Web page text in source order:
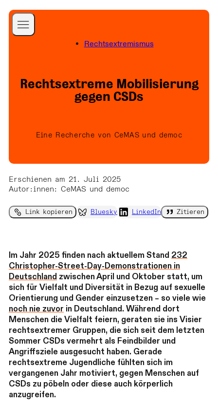
Blog
Projekte
Team
Newsletter
Kontakt
Spenden
Rechtsextremismus
Rechtsextreme Mobilisierung
gegen CSDs
Eine Recherche von CeMAS und democ
Erschienen am 21. Juli 2025
Autor:innen: CeMAS und democ
Link kopieren Bluesky LinkedIn Zitieren
Im Jahr 2025 finden nach aktuellem Stand 232
Christopher-Street-Day-Demonstrationen in
Deutschland zwischen April und Oktober statt, um
sich für Vielfalt und Diversität in Bezug auf sexuelle
Orientierung und Gender einzusetzen – so viele wie
noch nie zuvor in Deutschland. Während dort
Menschen die Vielfalt feiern, geraten sie ins Visier
rechtsextremer Gruppen, die sich seit dem letzten
Sommer CSDs vermehrt als Feindbilder und
Angriffsziele ausgesucht haben. Gerade
rechtsextreme Jugendliche fühlten sich im
vergangenen Jahr motiviert, gegen Menschen auf
CSDs zu pöbeln oder diese auch körperlich
anzugreifen.
A Better Internet is
a Better World is
Necessary